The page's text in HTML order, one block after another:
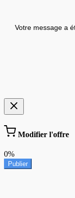
Votre message a
Modifier l'offre
0%
Publier